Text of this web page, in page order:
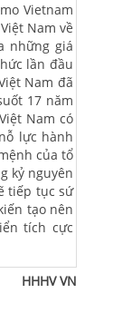
Vietnam
Nam về
những giá
lần đầu
Nam đã
17 năm
Nam có
lực hành
của tổ
kỷ nguyên
tiếp tục sứ
tạo nên
tích cực
HHHV VN